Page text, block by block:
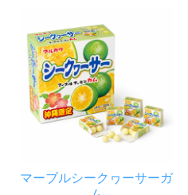
マーブルシークヮーサーガ